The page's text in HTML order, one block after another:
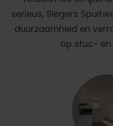
serieus, Slegers
duurzaamheid en
op stuc- en